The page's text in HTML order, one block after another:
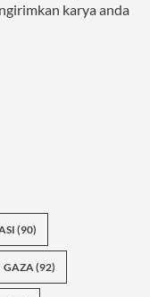
karya anda
(90)
GAZA(92)